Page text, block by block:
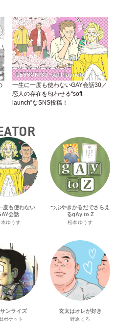
一生に一度も使わないGAY会話30／
恋人の存在を匂わせる“soft
launch”なSNS投稿！
度も使わない
会話
本ゆうす
つぶやきかるだでさらえ
るgAy to Z
松本ゆうす
ンライズ
ポケット
玄太はオレが好き
野原くろ